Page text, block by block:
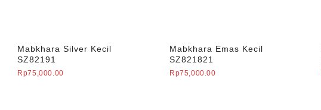
Mabkhara Silver Kecil
SZ82191
Rp75,000.00
Mabkhara Emas Kecil
SZ821821
Rp75,000.00